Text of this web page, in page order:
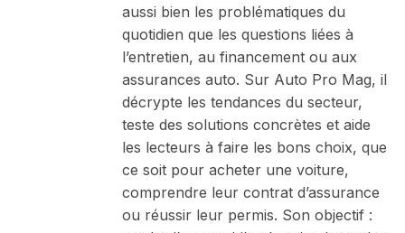
aussi bien les problématiques du
quotidien que les questions liées à
l’entretien, au financement ou aux
assurances auto. Sur Auto Pro Mag, il
décrypte les tendances du secteur,
teste des solutions concrètes et aide
les lecteurs à faire les bons choix, que
ce soit pour acheter une voiture,
comprendre leur contrat d’assurance
ou réussir leur permis. Son objectif :